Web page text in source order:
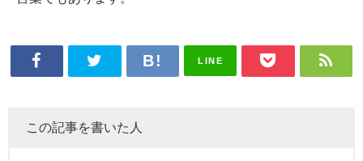
LINE
この記事を書いた人